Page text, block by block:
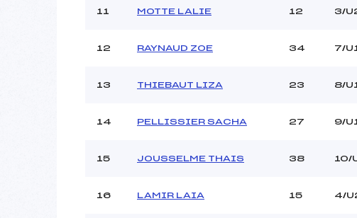
11 MOTTE LALIE 12 3/
12 RAYNAUD ZOE 34 7/
13 THIEBAUT LIZA 23 8/
14 PELLISSIER SACHA 27 9/
15 JOUSSELME THAIS 38 10/
16 LAMIR LAIA 15 4/